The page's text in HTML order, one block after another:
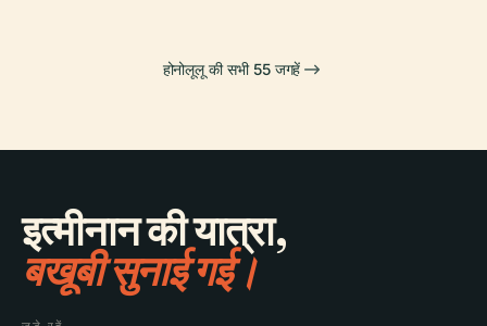
होनोलूलू की सभी 55 जगहें
इत्मीनान की यात्रा,
बखूबी सुनाई गई।